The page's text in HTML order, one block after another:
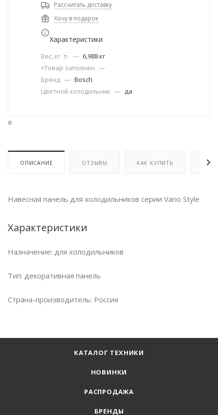
Рассчитать доставку
Хочу в подарок
Характеристики
Вес, кг ? — 6,988 кг
+Товар заполнен —
Бренд — Bosch
Цветной холодильник — да
я
ОПИСАНИЕ ОТЗЫВЫ КАК КУПИТЬ
Навесная панель для холодильников серии Vario Style
Характеристики
Назначение: для xолодильников
Тип: декоративная панель
Страна-производитель: Россия
КАТАЛОГ ТЕХНИКИ
НОВИНКИ
РАСПРОДАЖА
БРЕНДЫ